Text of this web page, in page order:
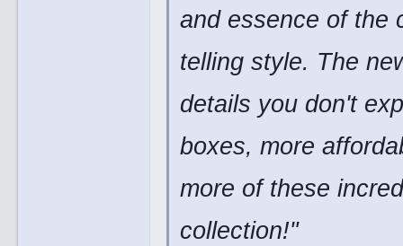
and essence of the
telling style. The
details you don't
boxes, more
more of these
collection!"